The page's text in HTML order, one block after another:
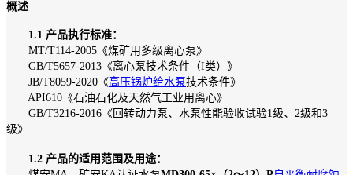
概述
1.1 产品执行标准：
MT/T114-2005《煤矿用多级离心泵》
GB/T5657-2013《离心泵技术条件（I类）》
JB/T8059-2020《高压锅炉给水泵技术条件》
API610《石油石化及天然气工业用离心》
GB/T3216-2016《回转动力泵、水泵性能验收试验1级、2级和3
级》
1.2 产品的适用范围及用途：